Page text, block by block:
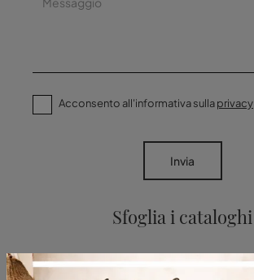
Sfoglia i cataloghi
Acconsento all'informativa sullaprivacy
Invia